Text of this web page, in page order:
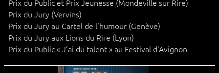
Prix du Public et Prix Jeunesse (Mondeville sur Rire)
Prix du Jury (Vervins)
Prix du Jury au Cartel de l’humour (Genève)
Prix du Jury aux Lions du Rire (Lyon)
Prix du Public « J’ai du talent » au Festival d’Avignon